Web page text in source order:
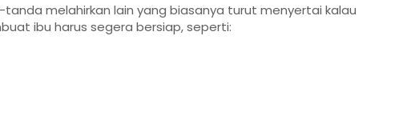
melahirkan lain yang biasanya turut menyertai kalau
ibu harus segera bersiap, seperti: